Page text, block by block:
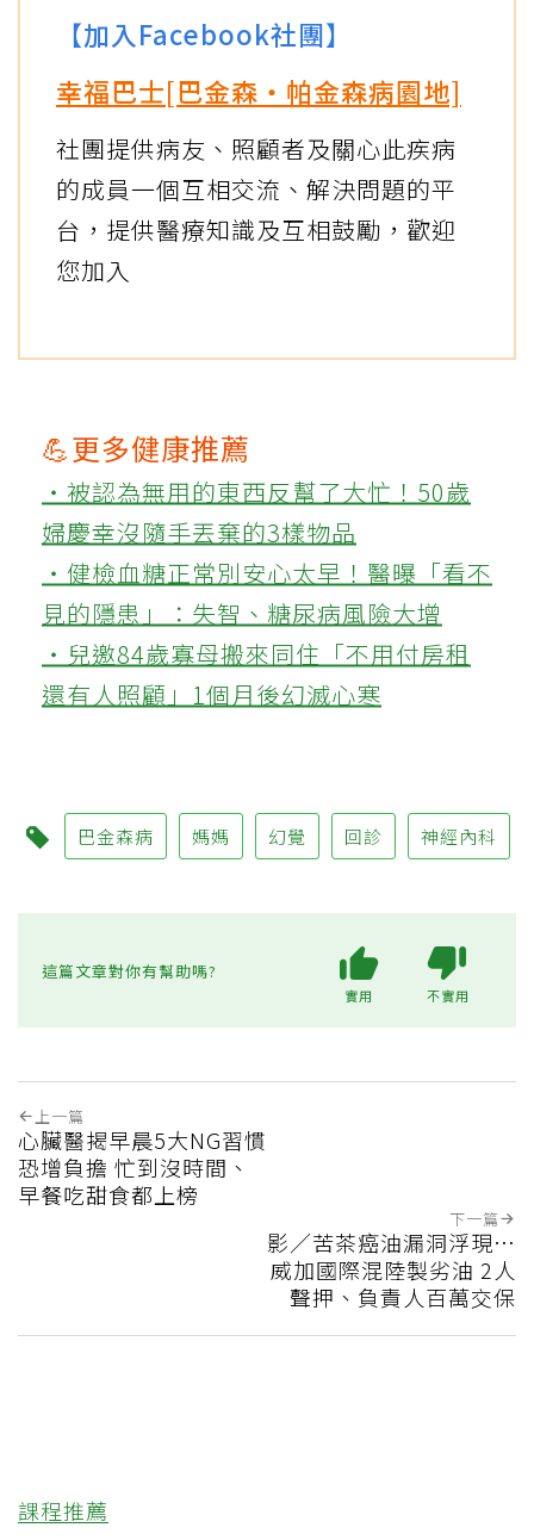
【加入Facebook社團】
幸福巴士[巴金森‧帕金森病園地]
社團提供病友、照顧者及關心此疾病
的成員一個互相交流、解決問題的平
台，提供醫療知識及互相鼓勵，歡迎
您加入
💪更多健康推薦
‧被認為無用的東西反幫了大忙！50歲
婦慶幸沒隨手丟棄的3樣物品
‧健檢血糖正常別安心太早！醫曝「看不
見的隱患」：失智、糖尿病風險大增
‧兒邀84歲寡母搬來同住「不用付房租
還有人照顧」1個月後幻滅心寒
巴金森病 媽媽 幻覺 回診 神經內科
這篇文章對你有幫助嗎?
實用 不實用
上一篇
心臟醫揭早晨5大NG習慣
恐增負擔 忙到沒時間、
早餐吃甜食都上榜
下一篇
影／苦茶癌油漏洞浮現…
威加國際混陸製劣油 2人
聲押、負責人百萬交保
課程推薦